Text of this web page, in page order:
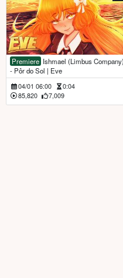
PremiereIshmael (Limbus Company)
- Pôr do Sol | Eve
04/01 06:00
0:04
85,820
7,009